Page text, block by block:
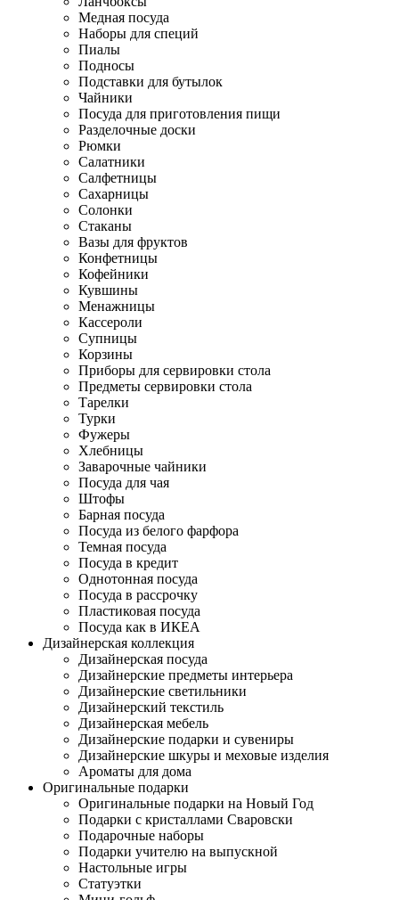
Медная посуда
Наборы для специй
Пиалы
Подносы
Подставки для бутылок
Чайники
Посуда для приготовления пищи
Разделочные доски
Рюмки
Салатники
Салфетницы
Сахарницы
Солонки
Стаканы
Вазы для фруктов
Конфетницы
Кофейники
Кувшины
Менажницы
Кассероли
Супницы
Корзины
Приборы для сервировки стола
Предметы сервировки стола
Тарелки
Турки
Фужеры
Хлебницы
Заварочные чайники
Посуда для чая
Штофы
Барная посуда
Посуда из белого фарфора
Темная посуда
Посуда в кредит
Однотонная посуда
Посуда в рассрочку
Пластиковая посуда
Посуда как в ИКЕА
Дизайнерская коллекция
Дизайнерская посуда
Дизайнерские предметы интерьера
Дизайнерские светильники
Дизайнерский текстиль
Дизайнерская мебель
Дизайнерские подарки и сувениры
Дизайнерские шкуры и меховые изделия
Ароматы для дома
Оригинальные подарки
Оригинальные подарки на Новый Год
Подарки с кристаллами Сваровски
Подарочные наборы
Подарки учителю на выпускной
Настольные игры
Статуэтки